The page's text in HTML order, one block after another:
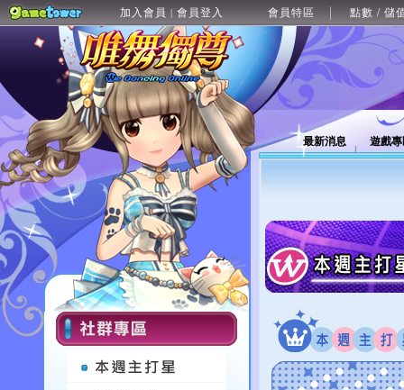
加入會員 | 會員登入 會員特區 點數 / 儲
最新消息 遊戲